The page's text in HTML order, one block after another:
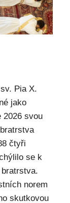
Pia X.
jako
2026 svou
čtyři
se k
norem
skutkovou